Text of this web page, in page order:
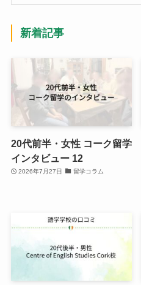
新着記事
20代前半・女性 コーク留学
インタビュー 12
2026年7月27日 留学コラム